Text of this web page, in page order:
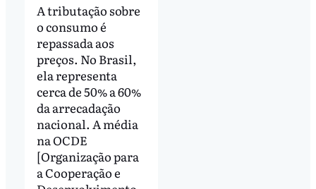
A tributação sobre
o consumo é
repassada aos
preços. No Brasil,
ela representa
cerca de 50% a 60%
da arrecadação
nacional. A média
na OCDE
[Organização para
a Cooperação e